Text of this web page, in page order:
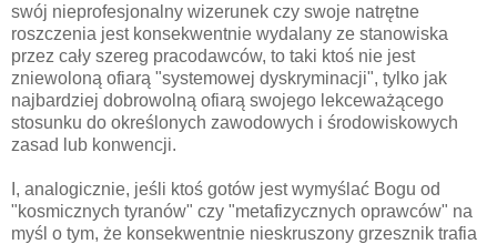
swój nieprofesjonalny wizerunek czy swoje natrętne
roszczenia jest konsekwentnie wydalany ze stanowiska
przez cały szereg pracodawców, to taki ktoś nie jest
zniewoloną ofiarą "systemowej dyskryminacji", tylko jak
najbardziej dobrowolną ofiarą swojego lekceważącego
stosunku do określonych zawodowych i środowiskowych
zasad lub konwencji.
I, analogicznie, jeśli ktoś gotów jest wymyślać Bogu od
"kosmicznych tyranów" czy "metafizycznych oprawców" na
myśl o tym, że konsekwentnie nieskruszony grzesznik trafia